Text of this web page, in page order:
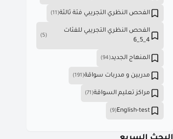
الفحص النظري التجريبي فئة ثالثة(11)
الفحص النظري التجريبي للفئات
4_5_6
(5)
المنهاج الجديد(94)
مدربين و مدربات سواقة(191)
مراكز تعليم السواقة(71)
English-test
(9)